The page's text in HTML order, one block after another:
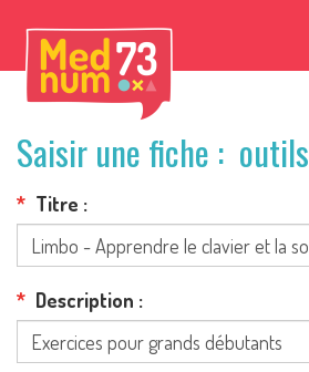
Saisir une fiche : outils
Titre
Description